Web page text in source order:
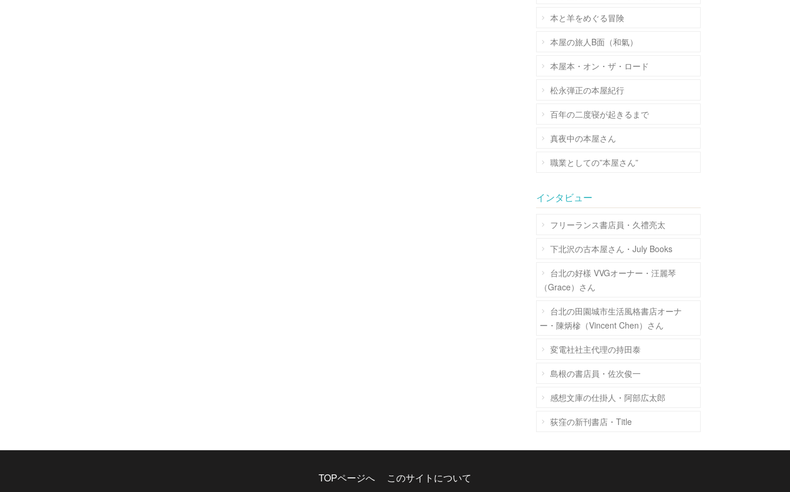
本と羊をめぐる冒険
本屋の旅人B面（和氣）
本屋本・オン・ザ・ロード
松永弾正の本屋紀行
百年の二度寝が起きるまで
真夜中の本屋さん
職業としての”本屋さん”
インタビュー
フリーランス書店員・久禮亮太
下北沢の古本屋さん・July Books
台北の好樣 VVGオーナー・汪麗琴
（Grace）さん
台北の田園城市生活風格書店オーナ
ー・陳炳槮（Vincent Chen）さん
変電社社主代理の持田泰
島根の書店員・佐次俊一
感想文庫の仕掛人・阿部広太郎
荻窪の新刊書店・Title
TOPページへ このサイトについて